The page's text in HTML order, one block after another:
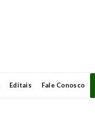
Editais Fale Conosco